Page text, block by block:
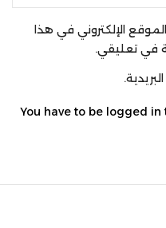
الإلكتروني في هذا
في تعليقي.
You have to be logged